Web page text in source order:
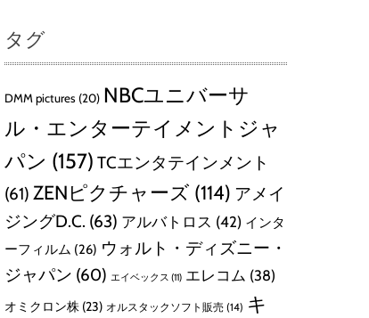
タグ
DMM pictures (20) NBCユニバーサ
ル・エンターテイメントジャ
パン (157) TCエンタテインメント
(61) ZENピクチャーズ (114) アメイ
ジングD.C. (63) アルバトロス (42) インタ
ーフィルム (26) ウォルト・ディズニー・
ジャパン (60) エイベックス (11) エレコム (38)
オミクロン株 (23) オルスタックソフト販売 (14) キ